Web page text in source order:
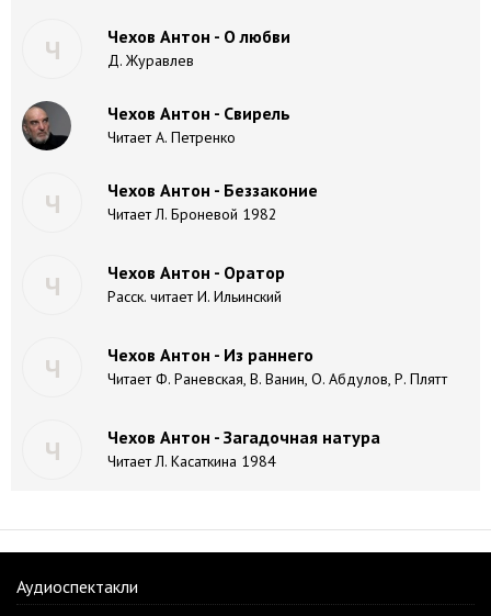
Ч Чехов Антон - О любви
Д. Журавлев
Чехов Антон - Свирель
Читает А. Петренко
Ч Чехов Антон - Беззаконие
Читает Л. Броневой 1982
Ч Чехов Антон - Оратор
Расск. читает И. Ильинский
Ч Чехов Антон - Из раннего
Читает Ф. Раневская, В. Ванин, О. Абдулов, Р. Плятт
Ч Чехов Антон - Загадочная натура
Читает Л. Касаткина 1984
Аудиоспектакли